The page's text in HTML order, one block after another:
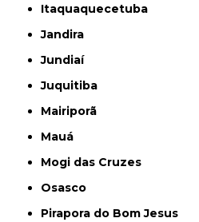
Itaquaquecetuba
Jandira
Jundiaí
Juquitiba
Mairiporã
Mauá
Mogi das Cruzes
Osasco
Pirapora do Bom Jesus